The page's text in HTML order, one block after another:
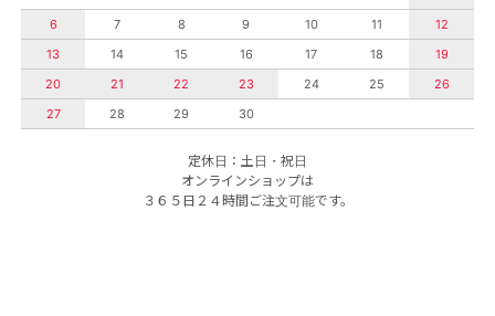
6
7 8 9 10 11
12
13
14 15 16 17 18
19
20
21 22 23 24 25
26
27
28 29 30
定休日：土日・祝日
オンラインショップは
３６５日２４時間ご注文可能です。